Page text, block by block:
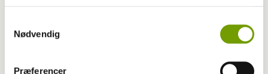
Nødvendig
Præferencer